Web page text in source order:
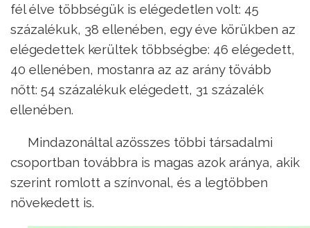
fél élve többségük is elégedetlen volt: 45
százalékuk, 38 ellenében, egy éve körükben az
elégedettek kerültek többségbe: 46 elégedett,
40 ellenében, mostanra az az arány tövább
nőtt: 54 százalékuk elégedett, 31 százalék
ellenében.
Mindazonáltal azösszes többi társadalmi
csoportban továbbra is magas azok aránya, akik
szerint romlott a színvonal, és a legtöbben
növekedett is.